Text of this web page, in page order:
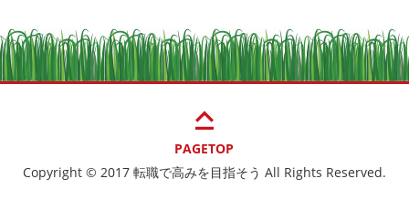
keyboard_capslock
PAGETOP
Copyright © 2017 転職で高みを目指そう All Rights Reserved.